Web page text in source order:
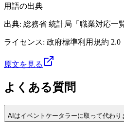
用語の出典
出典: 総務省 統計局「職業対応一
ライセンス: 政府標準利用規約 2.0
原文を見る
よくある質問
AIはイベントケータラーに取って代わり